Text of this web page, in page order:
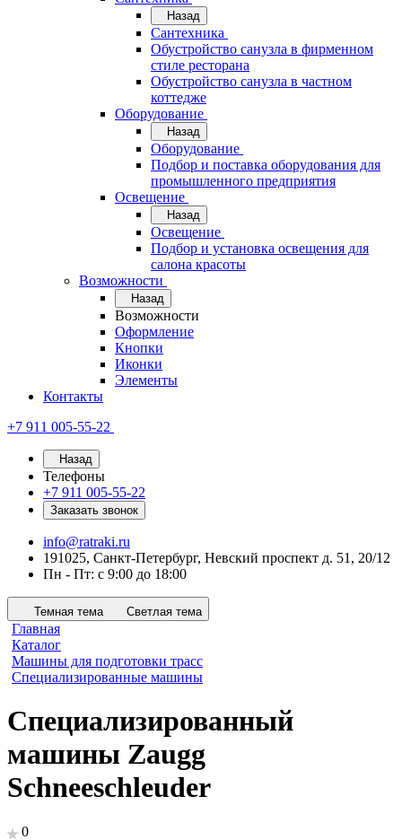
Назад
Сантехника
Обустройство санузла в фирменном
стиле ресторана
Обустройство санузла в частном
коттедже
Оборудование
Назад
Оборудование
Подбор и поставка оборудования для
промышленного предприятия
Освещение
Назад
Освещение
Подбор и установка освещения для
салона красоты
Возможности
Назад
Возможности
Оформление
Кнопки
Иконки
Элементы
Контакты
+7 911 005-55-22
Назад
Телефоны
+7 911 005-55-22
Заказать звонок
info@ratraki.ru
191025, Санкт-Петербург, Невский проспект д. 51, 20/12
Пн - Пт: с 9:00 до 18:00
Темная тема Светлая тема
Главная
Каталог
Машины для подготовки трасс
Специализированные машины
Специализированный
машины Zaugg
Schneeschleuder
0